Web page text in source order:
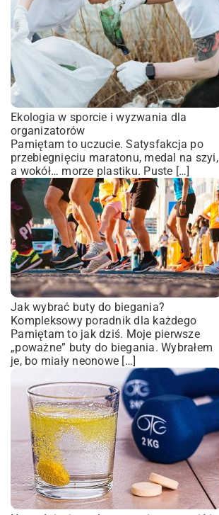
Ekologia w sporcie i wyzwania dla
organizatorów
Pamiętam to uczucie. Satysfakcja po
przebiegnięciu maratonu, medal na szyi,
a wokół… morze plastiku. Puste […]
Jak wybrać buty do biegania?
Kompleksowy poradnik dla każdego
Pamiętam to jak dziś. Moje pierwsze
„poważne” buty do biegania. Wybrałem
je, bo miały neonowe […]